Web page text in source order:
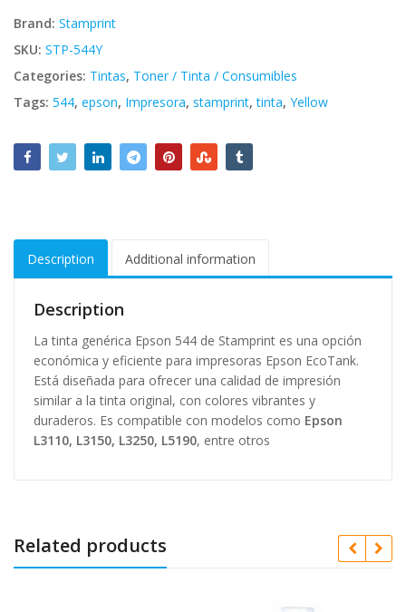
Brand: Stamprint
SKU: STP-544Y
Categories: Tintas, Toner / Tinta / Consumibles
Tags: 544, epson, Impresora, stamprint,tinta, Yellow
Description Additional information
Description
La tinta genérica Epson 544 de Stamprint es una opción
económica y eficiente para impresoras Epson EcoTank.
Está diseñada para ofrecer una calidad de impresión
similar a la tinta original, con colores vibrantes y
duraderos. Es compatible con modelos como Epson
L3110, L3150, L3250, L5190, entre otros
Related products